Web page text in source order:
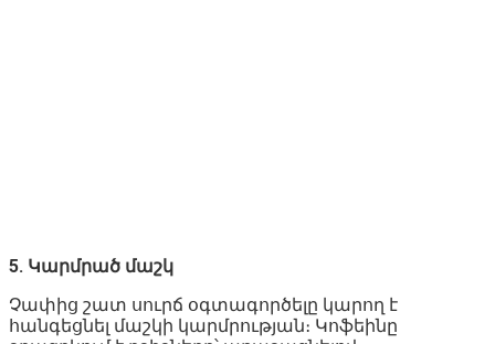
5. Կարմրած մաշկ
Չափից շատ սուրճ օգտագործելը կարող է
հանգեցնել մաշկի կարմրության։ Կոֆեինը